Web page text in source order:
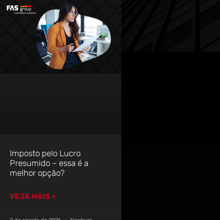
Imposto pelo Lucro
Presumido – essa é a
melhor opção?
VEJA MAIS +